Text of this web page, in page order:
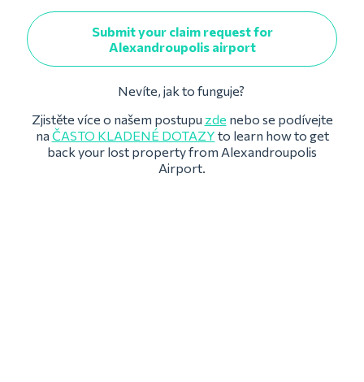
Submit your claim request for
Alexandroupolis airport
Nevíte, jak to funguje?
Zjistěte více o našem postupu zde nebo se podívejte
na ČASTO KLADENÉ DOTAZY to learn how to get
back your lost property from Alexandroupolis
Airport.